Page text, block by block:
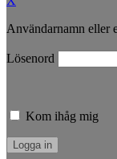
Användarnamn eller
Lösenord
Kom ihåg mig